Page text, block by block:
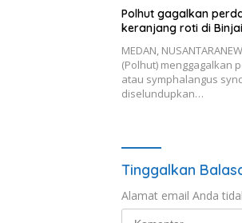
Polhut gagalkan
keranjang roti di
MEDAN,
(Polhut) menggagalkan
atau symphalangus
diselundupkan…
Tinggalkan
Alamat email Anda